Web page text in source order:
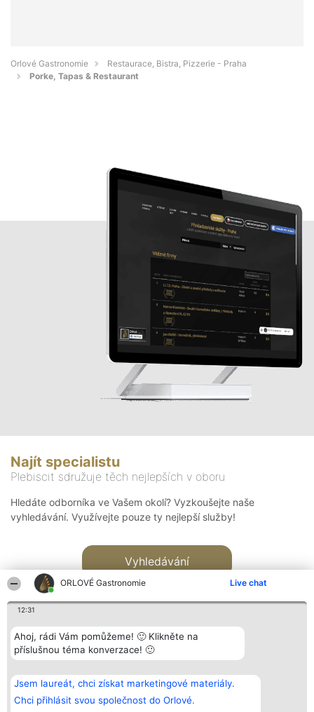
ORLOVÉ Gastronomie Live chat
12:31
Ahoj, rádi Vám pomůžeme! 🙂 Klikněte na
příslušnou téma konverzace! 🙂
Jsem laureát, chci získat marketingové materiály.
Chci přihlásit svou společnost do Orlové.
Orlové Gastronomie
Restaurace, Bistra, Pizzerie - Praha
Porke, Tapas & Restaurant
Najít specialistu
Plebiscit sdružuje těch nejlepších v oboru
Hledáte odborníka ve Vašem okolí? Vyzkoušejte naše
vyhledávání. Využívejte pouze ty nejlepší služby!
Vyhledávání
Bright Side Solutions sp. z o.
o. sp. k.
ul. Ruska 22
Wrocław 50-079
Vítězové
Seznam všech
laureátů
Zásady
Kontakt